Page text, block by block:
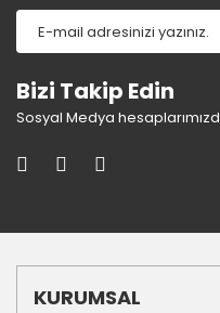
Bizi Takip Edin
Sosyal Medya
KURUMSAL